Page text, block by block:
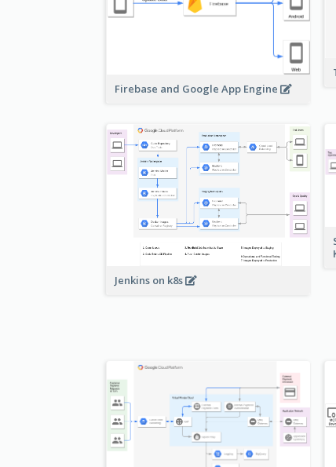
Firebase and Google App Engine
Jenkins on k8s